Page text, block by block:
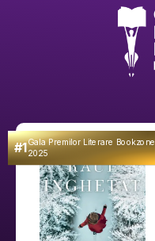
#1Gala Premilor Literare Bookzone
2025